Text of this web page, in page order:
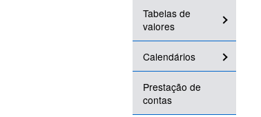
Tabelas de
valores
Calendários
Prestação de
contas